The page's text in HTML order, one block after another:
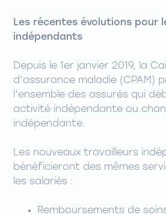
Les récentes évolutions pour
indépendants
Depuis le 1er janvier 2019, la
d’assurance maladie (CPAM)
l’ensemble des assurés qui
activité indépendante ou
indépendante.
Les nouveaux travailleurs
bénéficieront des mêmes
les salariés :
Remboursements de